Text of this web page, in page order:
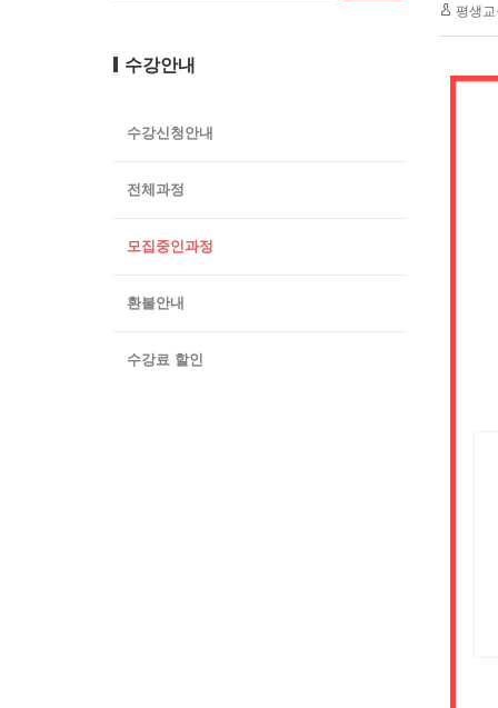
평생교
수강안내
수강신청안내
전체과정
모집중인과정
환불안내
수강료 할인